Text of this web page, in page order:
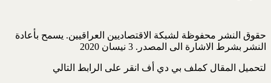
حقوق النشر محفوظة لشبكة الاقتصاديين العراقيين. يسمح بأعادة
النشر بشرط الاشارة الى المصدر. 3 نيسان 2020
لتحميل المقال كملف بي دي أف انقر على الرابط التالي